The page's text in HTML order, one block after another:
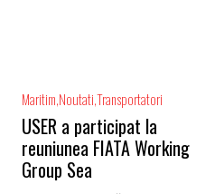
Maritim NoutatiTransportatori
USER a participat la
reuniunea FIATA Working
Group Sea